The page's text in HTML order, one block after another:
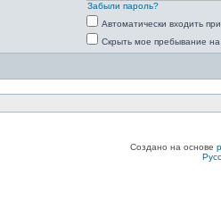
Забыли пароль?
Автоматически входить
Скрыть мое пребывание
Создано на основе